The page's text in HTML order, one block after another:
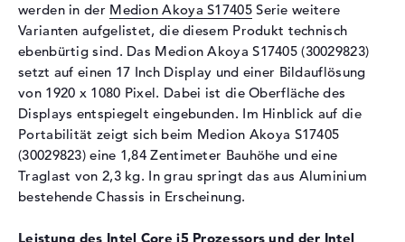
Laufwerks-Typ
ohne Laufwerk
Display
Display-Typ
17,3" TFT
Max. Auflösung
1920 x 1080
Auflösungstyp
Full-HD
Besonderheiten
Display, entspiegelt, LED-
Hintergrundbeleuchtung, IPS
Panel
werden in der Medion Akoya S17405Serie weitere
Varianten aufgelistet, die diesem Produkt technisch
ebenbürtig sind. Das Medion Akoya S17405 (30029823)
setzt auf einen 17 Inch Display und einer Bildauflösung
von 1920 x 1080 Pixel. Dabei ist die Oberfläche des
Displays entspiegelt eingebunden. Im Hinblick auf die
Portabilität zeigt sich beim Medion Akoya S17405
(30029823) eine 1,84 Zentimeter Bauhöhe und eine
Traglast von 2,3 kg. In grau springt das aus Aluminium
bestehende Chassis in Erscheinung.
Leistung des Intel Core i5 Prozessors und der Intel